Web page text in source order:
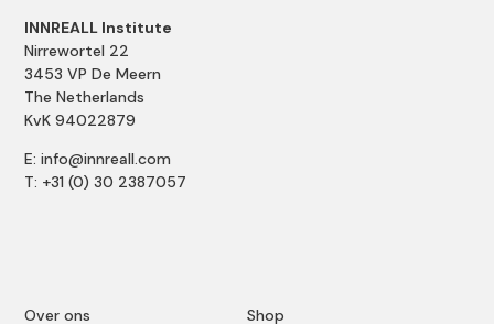
Shop
Over ons
INNREALL Institute
Nirrewortel 22
3453 VP De Meern
The Netherlands
KvK 94022879
E: info@innreall.com
T: +31 (0) 30 2387057